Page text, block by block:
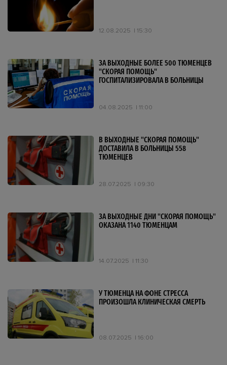
12.08.2025 15:30
ЗА ВЫХОДНЫЕ БОЛЕЕ 500 ТЮМЕНЦЕВ
"СКОРАЯ ПОМОЩЬ"
ГОСПИТАЛИЗИРОВАЛА В БОЛЬНИЦЫ
04.08.2025 11:00
В ВЫХОДНЫЕ "СКОРАЯ ПОМОЩЬ"
ДОСТАВИЛА В БОЛЬНИЦЫ 558
ТЮМЕНЦЕВ
28.07.2025 09:30
ЗА ВЫХОДНЫЕ ДНИ "СКОРАЯ ПОМОЩЬ"
ОКАЗАНА 1140 ТЮМЕНЦАМ
14.07.2025 11:30
У ТЮМЕНЦА НА ФОНЕ СТРЕССА
ПРОИЗОШЛА КЛИНИЧЕСКАЯ СМЕРТЬ
08.07.2025 16:00